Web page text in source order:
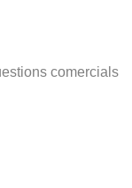
comercials